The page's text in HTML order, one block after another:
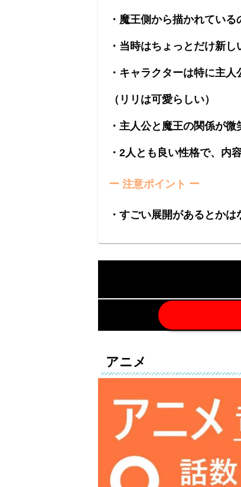
・魔王側から描かれている
・当時はちょっとだけ新
・キャラクターは特に主人
（リリは可愛らしい）
・主人公と魔王の関係が微
・2人とも良い性格で、内
ー 注意ポイント ー
・すごい展開があるとかは
アニメ